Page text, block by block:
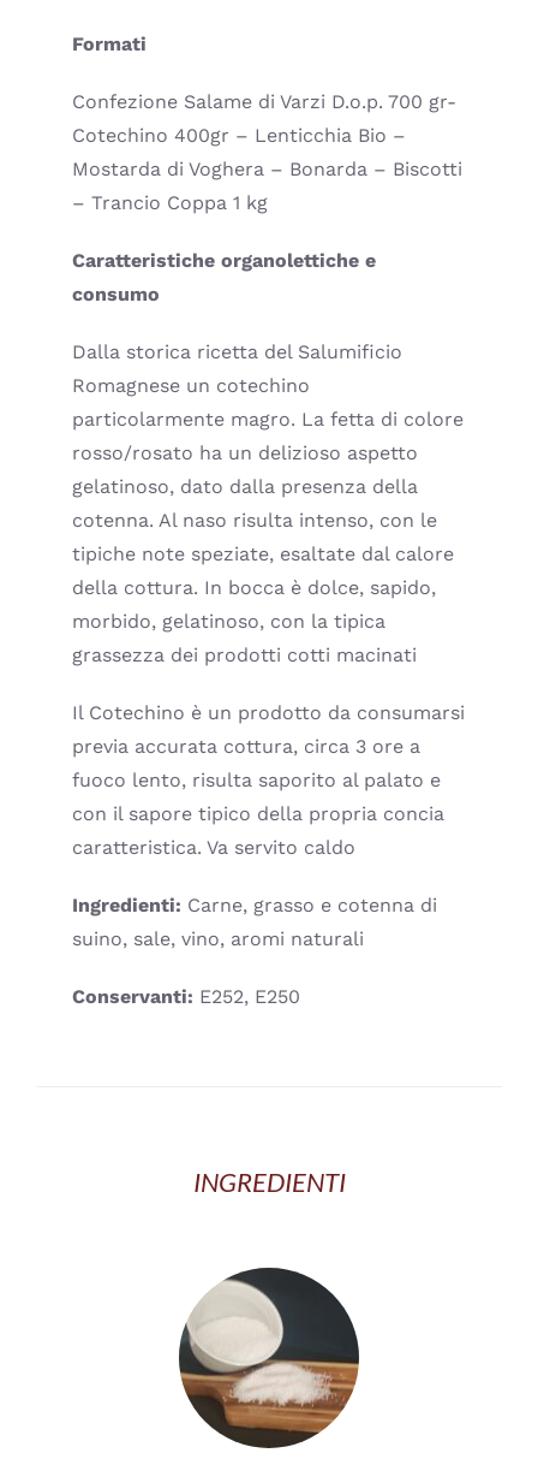
Formati
Confezione Salame di Varzi D.o.p. 700 gr-
Cotechino 400gr – Lenticchia Bio –
Mostarda di Voghera – Bonarda – Biscotti
– Trancio Coppa 1 kg
Caratteristiche organolettiche e
consumo
Dalla storica ricetta del Salumificio
Romagnese un cotechino
particolarmente magro. La fetta di colore
rosso/rosato ha un delizioso aspetto
gelatinoso, dato dalla presenza della
cotenna. Al naso risulta intenso, con le
tipiche note speziate, esaltate dal calore
della cottura. In bocca è dolce, sapido,
morbido, gelatinoso, con la tipica
grassezza dei prodotti cotti macinati
Il Cotechino è un prodotto da consumarsi
previa accurata cottura, circa 3 ore a
fuoco lento, risulta saporito al palato e
con il sapore tipico della propria concia
caratteristica. Va servito caldo
Ingredienti: Carne, grasso e cotenna di
suino, sale, vino, aromi naturali
Conservanti: E252, E250
INGREDIENTI